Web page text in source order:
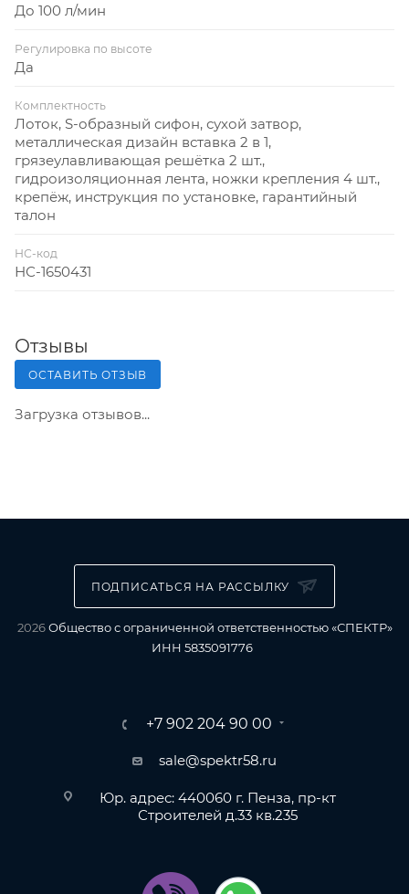
До 100 л/мин
Регулировка по высоте
Да
Комплектность
Лоток, S-образный сифон, сухой затвор,
металлическая дизайн вставка 2 в 1,
грязеулавливающая решётка 2 шт.,
гидроизоляционная лента, ножки крепления 4 шт.,
крепёж, инструкция по установке, гарантийный
талон
НС-код
НС-1650431
Отзывы
ОСТАВИТЬ ОТЗЫВ
Загрузка отзывов...
ПОДПИСАТЬСЯ НА РАССЫЛКУ
2026Общество с ограниченной ответственностью «СПЕКТР»
ИНН 5835091776
+7 902 204 90 00
sale@spektr58.ru
Юр. адрес: 440060 г. Пенза, пр-кт
Строителей д.33 кв.235